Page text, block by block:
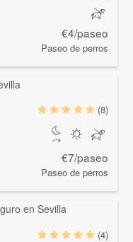
€4/paseo
Paseo de perros
(8)
€7/paseo
Paseo de perros
(4)